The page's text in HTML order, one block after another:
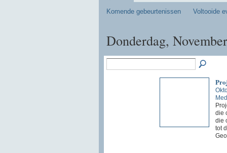
Komende gebeurtenissen Voltooide
Donderdag,
die
die
tot